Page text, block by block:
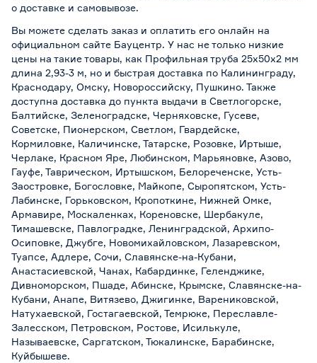
о доставке и самовывозе.
Вы можете сделать заказ и оплатить его онлайн на
официальном сайте Бауцентр. У нас не только низкие
цены на такие товары, как Профильная труба 25x50x2 мм
длина 2,93-3 м, но и быстрая доставка по Калининграду,
Краснодару, Омску, Новороссийску, Пушкино. Также
доступна доставка до пункта выдачи в Светлогорске,
Балтийске, Зеленоградске, Черняховске, Гусеве,
Советске, Пионерском, Светлом, Гвардейске,
Кормиловке, Каличинске, Татарске, Розовке, Иртыше,
Черлаке, Красном Яре, Любинском, Марьяновке, Азово,
Гауфе, Таврическом, Иртышском, Белореченске, Усть-
Заостровке, Богословке, Майкопе, Сыропятском, Усть-
Лабинске, Горьковском, Кропоткине, Нижней Омке,
Армавире, Москаленках, Кореновске, Шербакуле,
Тимашевске, Павлоградке, Ленинградской, Архипо-
Осиповке, Джубге, Новомихайловском, Лазаревском,
Туапсе, Адлере, Сочи, Славянске-на-Кубани,
Анастасиевской, Чанах, Кабардинке, Геленджике,
Дивноморском, Пшаде, Абинске, Крымске, Славянске-на-
Кубани, Анапе, Витязево, Джигинке, Варениковской,
Натухаевской, Гостагаевской, Темрюке, Переславле-
Залесском, Петровском, Ростове, Исилькуле,
Называевске, Саргатском, Тюкалинске, Барабинске,
Куйбышеве.